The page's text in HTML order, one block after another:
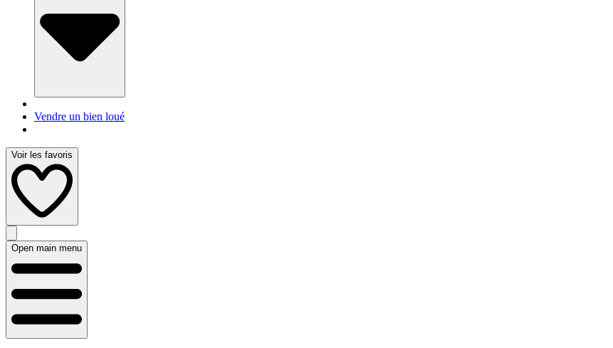
Vendre un bien loué
Voir les favoris
Open main menu